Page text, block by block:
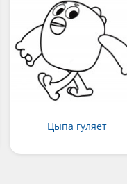
Цыпа гуляет